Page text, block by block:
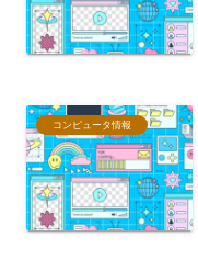
コンピュータ情報